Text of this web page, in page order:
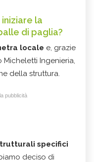
la
di paglia?
locale e, grazie
Ingenieria,
della struttura.
pubblicità
specifici
deciso di